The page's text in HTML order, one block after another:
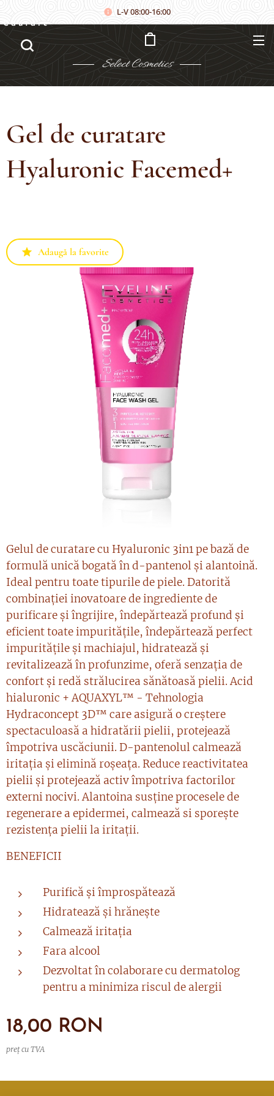
L-V 08:00-16:00
Select Cosmetics
Căutare
Gel de curatare
Hyaluronic Facemed+
Adaugă la favorite
Gelul de curatare cu Hyaluronic 3in1 pe bază de
formulă unică bogată în d-pantenol și alantoină.
Ideal pentru toate tipurile de piele. Datorită
combinației inovatoare de ingrediente de
purificare și îngrijire, îndepărtează profund și
eficient toate impuritățile, îndepărtează perfect
impuritățile și machiajul, hidratează și
revitalizează în profunzime, oferă senzația de
confort și redă strălucirea sănătoasă pielii. Acid
hialuronic + AQUAXYL™ - Tehnologia
Hydraconcept 3D™ care asigură o creștere
spectaculoasă a hidratării pielii, protejează
împotriva uscăciunii. D-pantenolul calmează
iritația și elimină roșeața. Reduce reactivitatea
pielii și protejează activ împotriva factorilor
externi nocivi. Alantoina susține procesele de
regenerare a epidermei, calmează si sporește
rezistența pielii la iritații.
BENEFICII
Purifică și împrospătează
Hidratează și hrănește
Calmează iritația
Fara alcool
Dezvoltat în colaborare cu dermatolog
pentru a minimiza riscul de alergii
18,00 RON
preț cu TVA